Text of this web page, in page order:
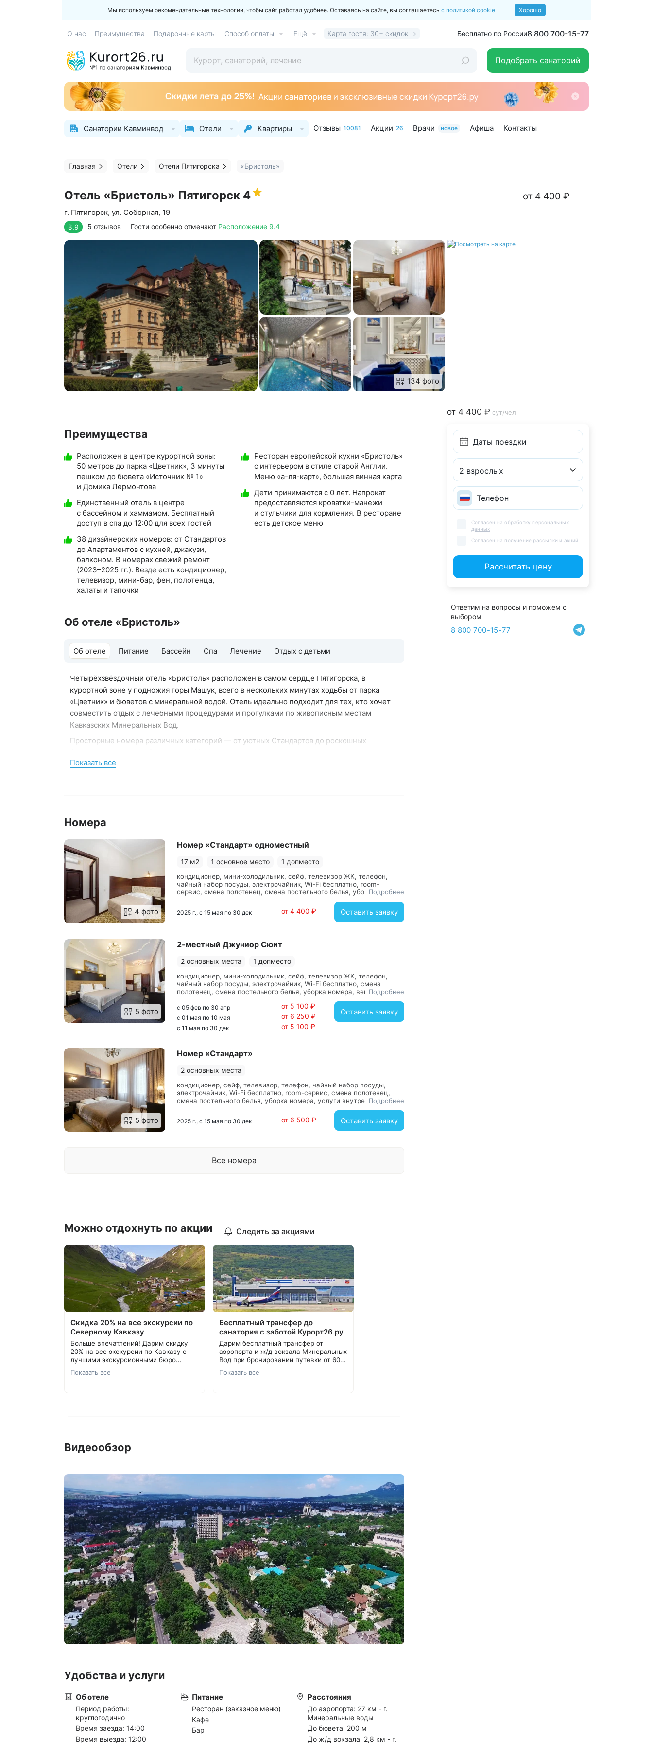
Мы используем рекомендательные технологии, чтобы сайт работал удобнее. Оставаясь на сайте, вы соглашаетесь с политикой cookie Хорошо
О нас Преимущества Подарочные карты Способ оплаты Ещё Карта гостя: 30+ скидок → Бесплатно по России8 800 700-15-77
Подобрать санаторий
Санатории Кавминвод Отели Квартиры Отзывы 10081 Акции 26 Врачи новое Афиша Контакты
Главная Отели Отели Пятигорска «Бристоль»
Отель «Бристоль» Пятигорск 4 от 4 400 ₽
г. Пятигорск, ул. Соборная, 19
8.9 5 отзывов Гости особенно отмечают Расположение 9.4
134 фото
Преимущества
Расположен в центре курортной зоны:
50 метров до парка «Цветник», 3 минуты
пешком до бювета «Источник № 1»
и Домика Лермонтова
Единственный отель в центре
с бассейном и хаммамом. Бесплатный
доступ в спа до 12:00 для всех гостей
38 дизайнерских номеров: от Стандартов
до Апартаментов с кухней, джакузи,
балконом. В номерах свежий ремонт
(2023–2025 гг.). Везде есть кондиционер,
телевизор, мини-бар, фен, полотенца,
халаты и тапочки
Ресторан европейской кухни «Бристоль»
с интерьером в стиле старой Англии.
Меню «а-ля-карт», большая винная карта
Дети принимаются с 0 лет. Напрокат
предоставляются кроватки-манежи
и стульчики для кормления. В ресторане
есть детское меню
Об отеле «Бристоль»
Об отеле Питание Бассейн Спа Лечение Отдых с детьми
Четырёхзвёздочный отель «Бристоль» расположен в самом сердце Пятигорска, в
курортной зоне у подножия горы Машук, всего в нескольких минутах ходьбы от парка
«Цветник» и бюветов с минеральной водой. Отель идеально подходит для тех, кто хочет
совместить отдых с лечебными процедурами и прогулками по живописным местам
Кавказских Минеральных Вод.
Просторные номера различных категорий — от уютных Стандартов до роскошных
номера оснащены современной техникой и всем необходимым для комфортного
В отеле работает ресторан «Бристоль» с элегантным интерьером в стиле английского
клуба. Меню «а ля карт». Комплексные завтраки подаются ежедневно с 07:00 до 11:00.
Отель подходит для семейного отдыха — детям предоставляются кроватки-манежи и
стульчики для кормления. Проживание с детьми любого возраста.
Гости могут воспользоваться парковкой с видеонаблюдением.
Показать все
Номера
4 фото
Номер «Стандарт» одноместный
17 м2 1 основное место 1 допместо
кондиционер, мини-холодильник, сейф, телевизор ЖК, телефон,
чайный набор посуды, электрочайник, Wi-Fi бесплатно, room-
сервис, смена полотенец, смена постельного белья, уборка номера,
односпальная, прикроватная тумбочка, стол, стул, шкаф-купе, с
ванной или душевой кабиной, тапочки, туалетные принадлежности,
Подробнее
2025 г., с 15 мая по 30 дек от 4 400 ₽ Оставить заявку
5 фото
2-местный Джуниор Сюит
2 основных места 1 допместо
кондиционер, мини-холодильник, сейф, телевизор ЖК, телефон,
чайный набор посуды, электрочайник, Wi-Fi бесплатно, смена
полотенец, смена постельного белья, уборка номера, вешалка,
стулья, шкаф, с душем, туалетные принадлежности, фен
Подробнее
с 05 фев по 30 апр от 5 100 ₽
с 01 мая по 10 мая от 6 250 ₽
с 11 мая по 30 дек от 5 100 ₽
Оставить заявку
5 фото
Номер «Стандарт»
2 основных места
кондиционер, сейф, телевизор, телефон, чайный набор посуды,
электрочайник, Wi-Fi бесплатно, room-сервис, смена полотенец,
смена постельного белья, уборка номера, услуги внутренней
прикроватные тумбочки, стол, стулья, шкаф, с ванной, туалетные
принадлежности, фен, халат
Подробнее
2025 г., с 15 мая по 30 дек от 6 500 ₽ Оставить заявку
Все номера
Можно отдохнуть по акции Следить за акциями
Скидка 20% на все экскурсии по
Северному Кавказу
Больше впечатлений! Дарим скидку
20% на все экскурсии по Кавказу с
лучшими экскурсионными бюро
Кавминвод. Более 20 направлений и
самые красивые места России.
Подробнее об акции
С теплом и заботой, Курорт26.ру
Показать все
Бесплатный трансфер до
санатория с заботой Курорт26.ру
Дарим бесплатный трансфер от
аэропорта и ж/д вокзала Минеральных
Вод при бронировании путевки от 60
000 ₽.
С теплом и заботой, Курорт26.ру
8 800 700-15-77
Показать все
Видеообзор
Удобства и услуги
Об отеле
Период работы:
круглогодично
Время заезда: 14:00
Время выезда: 12:00
Питание
Ресторан (заказное меню)
Кафе
Бар
Расстояния
До аэропорта: 27 км - г.
Минеральные воды
До бювета: 200 м
До ж/д вокзала: 2,8 км - г.
от 4 400 ₽ сут/чел
2 взрослых
Согласен на обработку персональных
данных
Согласен на получение рассылки и акций
Рассчитать цену
Ответим на вопросы и поможем с
выбором
8 800 700-15-77